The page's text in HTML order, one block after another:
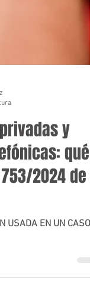
y
qué
2024 de